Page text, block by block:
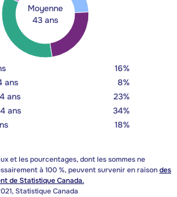
Moyenne
43 ans
16%
ans
8%
ans
23%
ans
34%
18%
et les pourcentages, dont les sommes ne
à 100 %, peuvent survenir en raisondes
de Statistique Canada.
Statistique Canada